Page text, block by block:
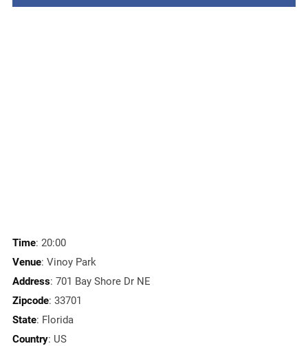
Time: 20:00
Venue: Vinoy Park
Address: 701 Bay Shore Dr NE
Zipcode: 33701
State: Florida
Country: US